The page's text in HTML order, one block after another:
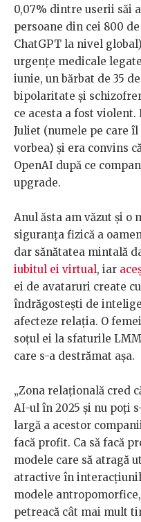
0,07% dintre userii săi
persoane din cei 800
ChatGPT la nivel
urgențe medicale
iunie, un bărbat de 35
bipolaritate și
ce acesta a fost
Juliet (numele pe care îl
vorbea) și era convins
OpenAI după ce
upgrade.
Anul ăsta am văzut și o
siguranța fizică a
dar sănătatea mintală
iubitul ei virtual, iar
ei de avataruri create
îndrăgostești de
afecteze relația. O
soțul ei la sfaturile
care s-a destrămat așa.
„Zona relațională cred
AI-ul în 2025 și nu poți
largă a acestor
facă profit. Ca să facă
modele care să atragă
atractive în
modele
petreacă cât mai mult